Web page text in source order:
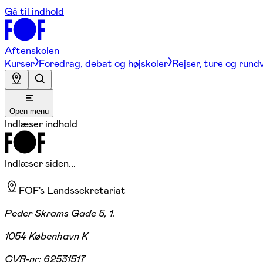
Gå til indhold
Aftenskolen
Kurser Foredrag, debat og højskoler Rejser, ture og
Open menu
Indlæser indhold
Indlæser siden...
FOF's Landssekretariat
Peder Skrams Gade 5, 1.
1054 København K
CVR-nr: 62531517